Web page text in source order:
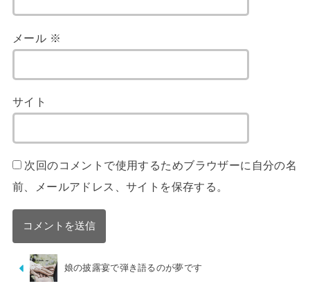
メール ※
サイト
次回のコメントで使用するためブラウザーに自分の名
前、メールアドレス、サイトを保存する。
娘の披露宴で弾き語るのが夢です